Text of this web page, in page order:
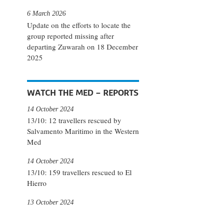
Update on the efforts to locate the
group reported missing after
departing Zuwarah on 18 December
2025
6 March 2026
WATCH THE MED – REPORTS
13/10: 12 travellers rescued by
Salvamento Maritimo in the Western
Med
14 October 2024
13/10: 159 travellers rescued to El
Hierro
14 October 2024
13 October 2024